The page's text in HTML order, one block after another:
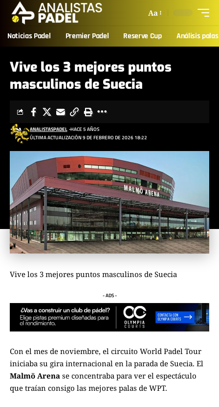
Aa
Noticias Padel Premier Padel Reserve Cup Análisis palas
Vive los 3 mejores puntos
masculinos de Suecia
ÚLTIMA ACTUALIZACIÓN 9 DE FEBRERO DE 2026 18:22
ANALISTASPADEL HACE 5 AÑOS
Vive los 3 mejores puntos masculinos de Suecia
- ADS -
Con el mes de noviembre, el circuito World Padel Tour
iniciaba su gira internacional en la parada de Suecia. El
Malmö Arena se concentraba para ver el espectáculo
que traían consigo las mejores palas de WPT.